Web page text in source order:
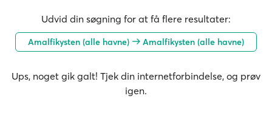
Udvid din søgning for at få flere resultater:
Amalfikysten (alle havne) Amalfikysten (alle havne)
Ups, noget gik galt! Tjek din internetforbindelse, og prøv
igen.